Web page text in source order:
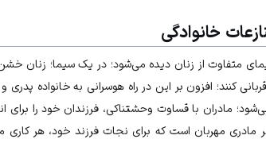
خانوادگی
متفاوت از زنان دیده می‌شود؛ در یک سیما؛ زنان
کنند؛ افزون بر این در راه هوسرانی به خانواده
مادران با قساوت وحشتناکی، فرزندان خود را برای
مادری مهربان است که برای نجات فرزند خود، هر کاری